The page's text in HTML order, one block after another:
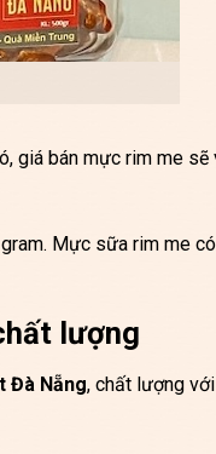
giá bán mực rim me sẽ
Mực sữa rim me
lượng
Đà Nẵng, chất lượng